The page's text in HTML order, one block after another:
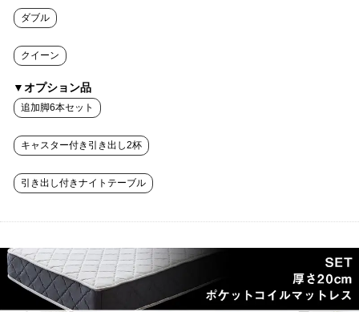
ダブル
クイーン
▼オプション品
追加脚6本セット
キャスター付き引き出し2杯
引き出し付きナイトテーブル